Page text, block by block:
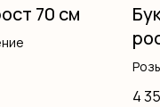
70 см
4